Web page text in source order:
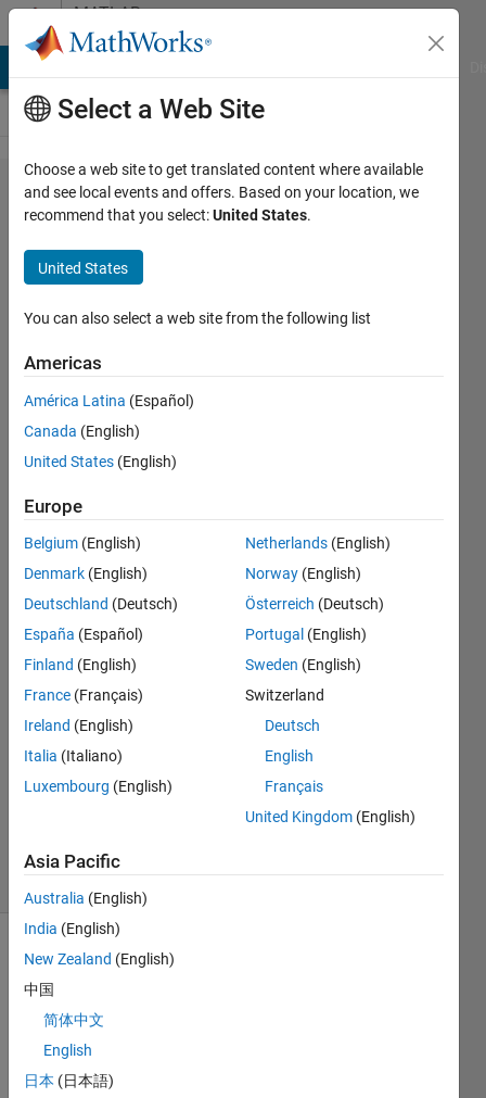
Skip to contentMATLAB
Answers
MATLAB
からEx​
celファ
イルを
開く​。
ただ
し、フ
ァイル
が​開か
る時は
２重​で
開かな
い。
Mamoru
Mabuchi
12 Mar
1 Answer
Updated
3 Views
MAT
Select a Web Site
Choose a web site to get translated content where available
and see local events and offers. Based on your location, we
recommend that you select:United States.
United States
You can also select a web site from the following list
Americas
América Latina (Español)
Canada (English)
United States (English)
Europe
Belgium (English)
Denmark (English)
Deutschland (Deutsch)
España (Español)
Finland (English)
France (Français)
Ireland (English)
Italia (Italiano)
Luxembourg (English)
Netherlands (English)
Norway (English)
Österreich (Deutsch)
Portugal (English)
Sweden (English)
Switzerland
Deutsch
English
Français
United Kingdom (English)
Asia Pacific
Australia (English)
India (English)
New Zealand (English)
中国
简体中文
English
日本 (日本語)